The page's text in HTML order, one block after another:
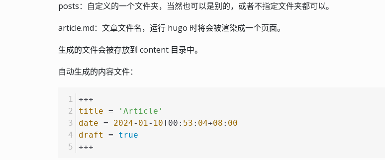
posts：自定义的一个文件夹，当然也可以是别的，或者不指定文件夹都可以。
article.md：文章文件名，运行 hugo 时将会被渲染成一个页面。
生成的文件会被存放到 content 目录中。
自动生成的内容文件：
+++
title =
'Article'
date = 2024- 01- 10T00: 53 : 04+08 : 00
draft
= true
+++